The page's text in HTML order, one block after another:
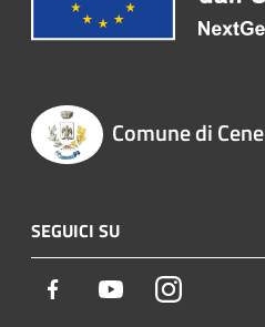
Comune di Cene
SEGUICI SU
Facebook YoutubeInstagram